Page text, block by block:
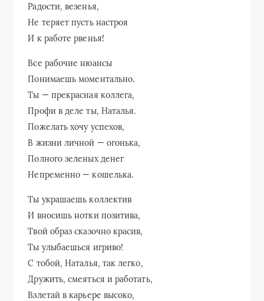
Радости, везенья,
Не теряет пусть настроя
И к работе рвенья!
Все рабочие нюансы
Понимаешь моментально.
Ты — прекрасная коллега,
Профи в деле ты, Наталья.
Пожелать хочу успехов,
В жизни личной — огонька,
Полного зеленых денег
Непременно — кошелька.
Ты украшаешь коллектив
И вносишь нотки позитива,
Твой образ сказочно красив,
Ты улыбаешься игриво!
С тобой, Наталья, так легко,
Дружить, смеяться и работать,
Взлетай в карьере высоко,